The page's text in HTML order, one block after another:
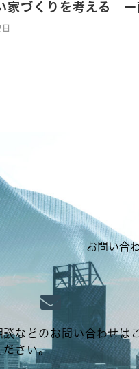
家づくりを考える ー
お問い合
などのお問い合わせは
ださい。